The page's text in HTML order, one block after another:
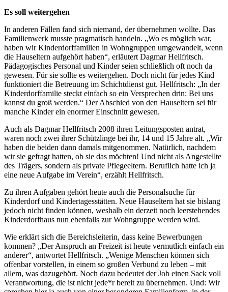
Es soll weitergehen
In anderen Fällen fand sich niemand, der übernehmen wollte. Das
Familienwerk musste pragmatisch handeln. „Wo es möglich war,
haben wir Kinderdorffamilien in Wohngruppen umgewandelt, wenn
die Hauseltern aufgehört haben“, erläutert Dagmar Hellfritsch.
Pädagogisches Personal und Kinder seien schließlich oft noch da
gewesen. Für sie sollte es weitergehen. Doch nicht für jedes Kind
funktioniert die Betreuung im Schichtdienst gut. Hellfritsch: „In der
Kinderdorffamilie steckt einfach so ein Versprechen drin: Bei uns
kannst du groß werden.“ Der Abschied von den Hauseltern sei für
manche Kinder ein enormer Einschnitt gewesen.
Auch als Dagmar Hellfritsch 2008 ihren Leitungsposten antrat,
waren noch zwei ihrer Schützlinge bei ihr, 14 und 15 Jahre alt. „Wir
haben die beiden dann damals mitgenommen. Natürlich, nachdem
wir sie gefragt hatten, ob sie das möchten! Und nicht als Angestellte
des Trägers, sondern als private Pflegeeltern. Beruflich hatte ich ja
eine neue Aufgabe im Verein“, erzählt Hellfritsch.
Zu ihren Aufgaben gehört heute auch die Personalsuche für
Kinderdorf und Kindertagesstätten. Neue Hauseltern hat sie bislang
jedoch nicht finden können, weshalb ein derzeit noch leerstehendes
Kinderdorfhaus nun ebenfalls zur Wohngruppe werden wird.
Wie erklärt sich die Bereichsleiterin, dass keine Bewerbungen
kommen? „Der Anspruch an Freizeit ist heute vermutlich einfach ein
anderer“, antwortet Hellfritsch. „Wenige Menschen können sich
offenbar vorstellen, in einem so großen Verbund zu leben – mit
allem, was dazugehört. Noch dazu bedeutet der Job einen Sack voll
Verantwortung, die ist nicht jede*r bereit zu übernehmen. Und: Wir